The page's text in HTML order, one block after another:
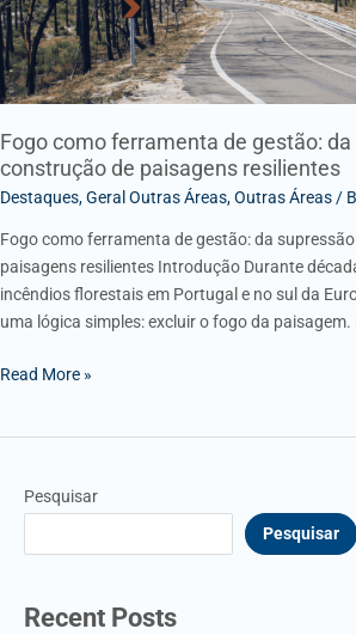
Fogo como ferramenta de gestão:
construção de paisagens resilientes
Destaques,Geral Outras Áreas,Outras Áreas/
Fogo como ferramenta de gestão: da
paisagens resilientes Introdução Durante
incêndios florestais em Portugal e no sul da
uma lógica simples: excluir o fogo da
construção
de
paisagens
resilientes
Read More »
Pesquisar
Pesquisar
Recent Posts